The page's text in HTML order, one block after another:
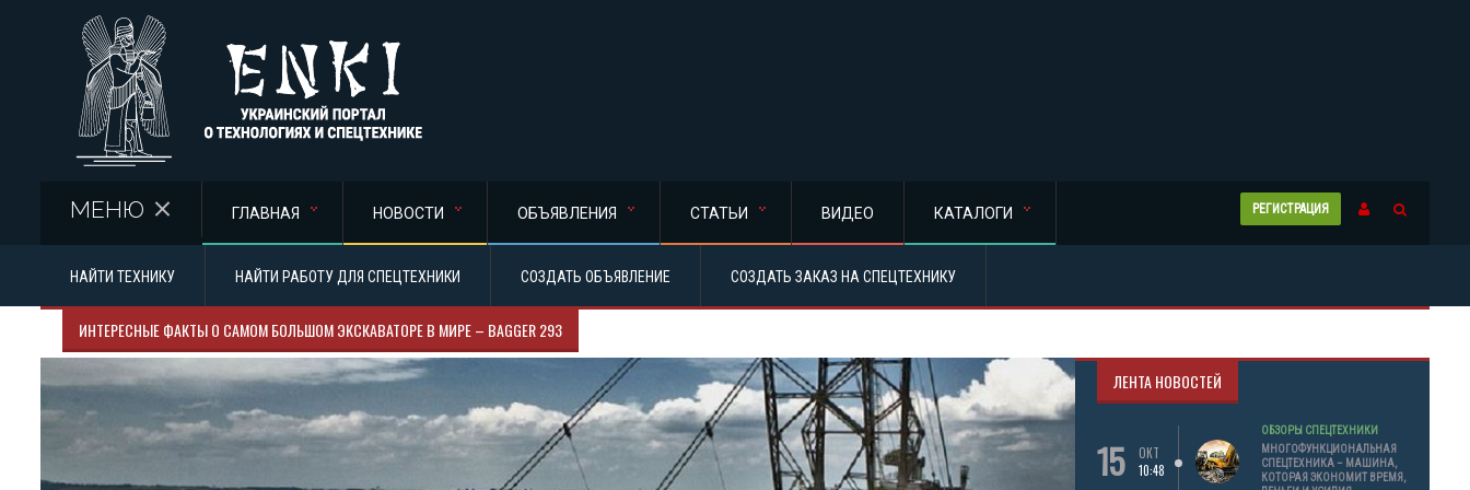
РЕГИСТРАЦИЯ
МЕНЮ ГЛАВНАЯ НОВОСТИ ОБЪЯВЛЕНИЯ СТАТЬИ ВИДЕО КАТАЛОГИ
НАЙТИ ТЕХНИКУ НАЙТИ РАБОТУ ДЛЯ СПЕЦТЕХНИКИ СОЗДАТЬ ОБЪЯВЛЕНИЕ СОЗДАТЬ ЗАКАЗ НА СПЕЦТЕХНИКУ
ИНТЕРЕСНЫЕ ФАКТЫ О САМОМ БОЛЬШОМ ЭКСКАВАТОРЕ В МИРЕ – BAGGER 293
ЛЕНТА НОВОСТЕЙ
15
ОКТ
10:48
ОБЗОРЫ СПЕЦТЕХНИКИ
МНОГОФУНКЦИОНАЛЬНАЯ
СПЕЦТЕХНИКА – МАШИНА,
КОТОРАЯ ЭКОНОМИТ ВРЕМЯ,